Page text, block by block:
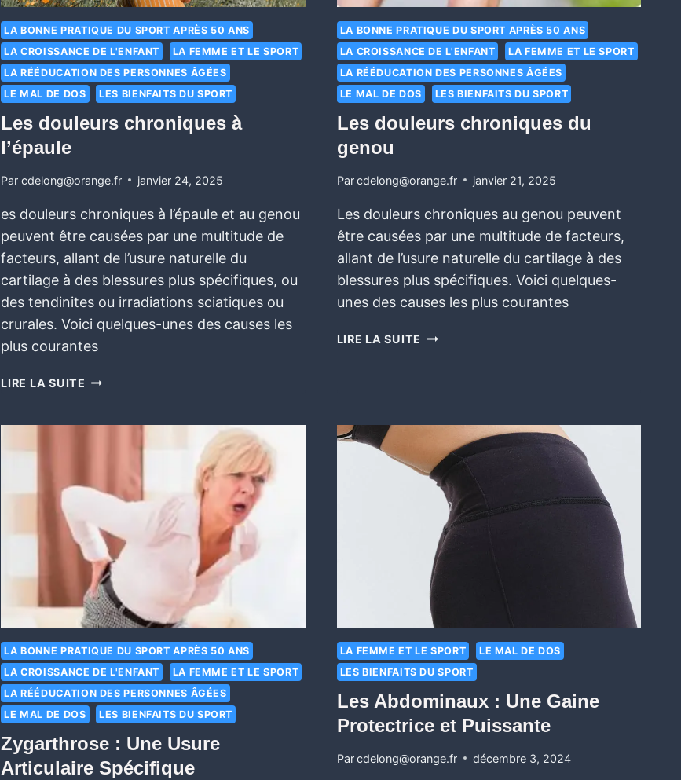
LA BONNE PRATIQUE DU SPORT APRÈS 50 ANS
LA CROISSANCE DE L'ENFANT
LA FEMME ET LE SPORT
LA RÉÉDUCATION DES PERSONNES ÂGÉES
LE MAL DE DOS
LES BIENFAITS DU SPORT
Les douleurs chroniques à
l’épaule
Par cdelong@orange.fr janvier 24, 2025
es douleurs chroniques à l’épaule et au genou
peuvent être causées par une multitude de
facteurs, allant de l’usure naturelle du
cartilage à des blessures plus spécifiques, ou
des tendinites ou irradiations sciatiques ou
crurales. Voici quelques-unes des causes les
plus courantes
LIRE LA SUITE
LA BONNE PRATIQUE DU SPORT APRÈS 50 ANS
LA CROISSANCE DE L'ENFANT
LA FEMME ET LE SPORT
LA RÉÉDUCATION DES PERSONNES ÂGÉES
LE MAL DE DOS
LES BIENFAITS DU SPORT
Les douleurs chroniques du
genou
Parcdelong@orange.fr janvier 21, 2025
Les douleurs chroniques au genou peuvent
être causées par une multitude de facteurs,
allant de l’usure naturelle du cartilage à des
blessures plus spécifiques. Voici quelques-
unes des causes les plus courantes
LIRE LA SUITE
LA BONNE PRATIQUE DU SPORT APRÈS 50 ANS
LA CROISSANCE DE L'ENFANT
LA FEMME ET LE SPORT
LA RÉÉDUCATION DES PERSONNES ÂGÉES
LE MAL DE DOS
LES BIENFAITS DU SPORT
Zygarthrose : Une Usure
Articulaire Spécifique
LA FEMME ET LE SPORT
LE MAL DE DOS
LES BIENFAITS DU SPORT
Les Abdominaux : Une Gaine
Protectrice et Puissante
Parcdelong@orange.fr décembre 3, 2024